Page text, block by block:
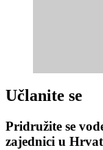
Učlanite se
Pridružite se
zajednici u